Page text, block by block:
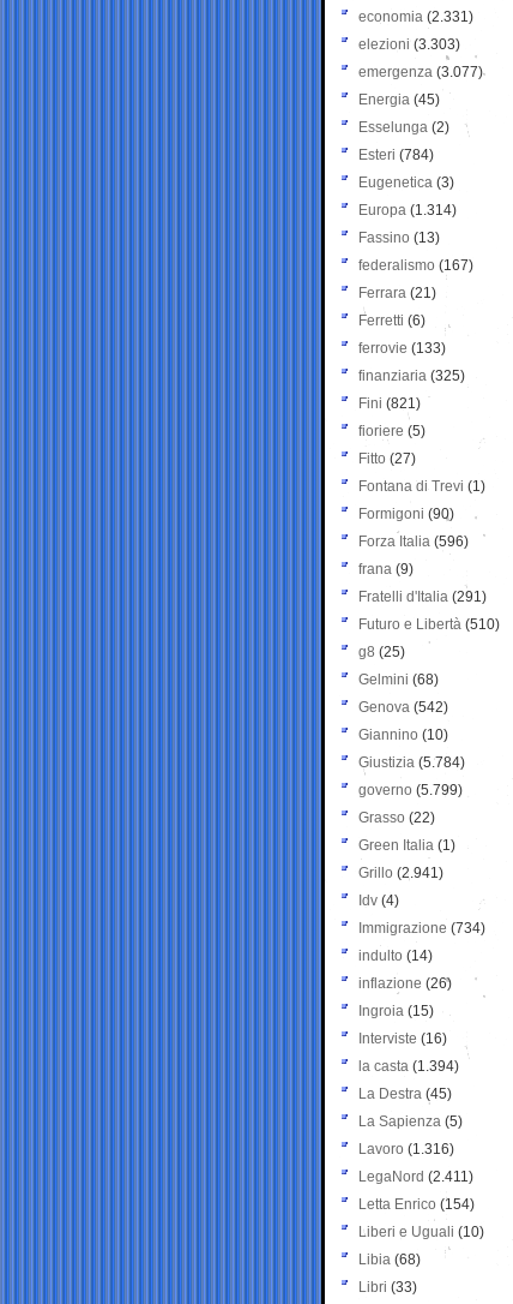
economia (2.331)
elezioni (3.303)
emergenza (3.077)
Energia (45)
Esselunga (2)
Esteri (784)
Eugenetica (3)
Europa (1.314)
Fassino (13)
federalismo (167)
Ferrara (21)
Ferretti (6)
ferrovie (133)
finanziaria (325)
Fini (821)
fioriere (5)
Fitto (27)
Fontana di Trevi (1)
Formigoni (90)
Forza Italia (596)
frana (9)
Fratelli d'Italia (291)
Futuro e Libertà (510)
g8 (25)
Gelmini (68)
Genova (542)
Giannino (10)
Giustizia (5.784)
governo (5.799)
Grasso (22)
Green Italia (1)
Grillo (2.941)
Idv (4)
Immigrazione (734)
indulto (14)
inflazione (26)
Ingroia (15)
Interviste (16)
la casta (1.394)
La Destra (45)
La Sapienza (5)
Lavoro (1.316)
LegaNord (2.411)
Letta Enrico (154)
Liberi e Uguali (10)
Libia (68)
Libri (33)